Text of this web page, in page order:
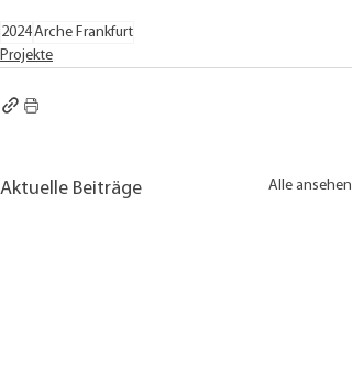
2024Arche Frankfurt
Projekte
Aktuelle Beiträge Alle ansehen